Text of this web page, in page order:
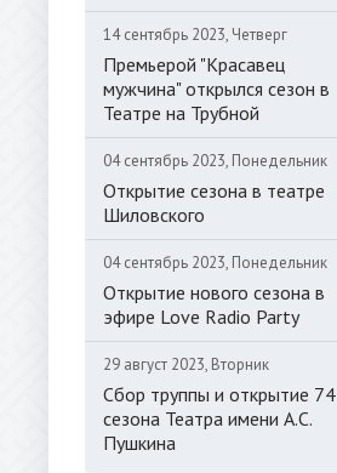
14 сентябрь 2023, Четверг
Премьерой "Красавец
мужчина" открылся сезон в
Театре на Трубной
04 сентябрь 2023, Понедельник
Открытие сезона в театре
Шиловского
04 сентябрь 2023, Понедельник
Открытие нового сезона в
эфире Love Radio Party
29 август 2023, Вторник
Сбор труппы и открытие 74
сезона Театра имени А.С.
Пушкина